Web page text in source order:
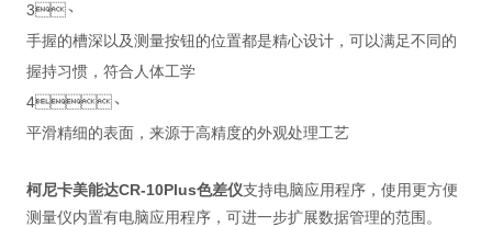
3、
手握的槽深以及测量按钮的位置都是精心设计，可以满足不同的
握持习惯，符合人体工学
4、
平滑精细的表面，来源于高精度的外观处理工艺
柯尼卡美能达CR-10Plus色差仪支持电脑应用程序，使用更方便
测量仪内置有电脑应用程序，可进一步扩展数据管理的范围。